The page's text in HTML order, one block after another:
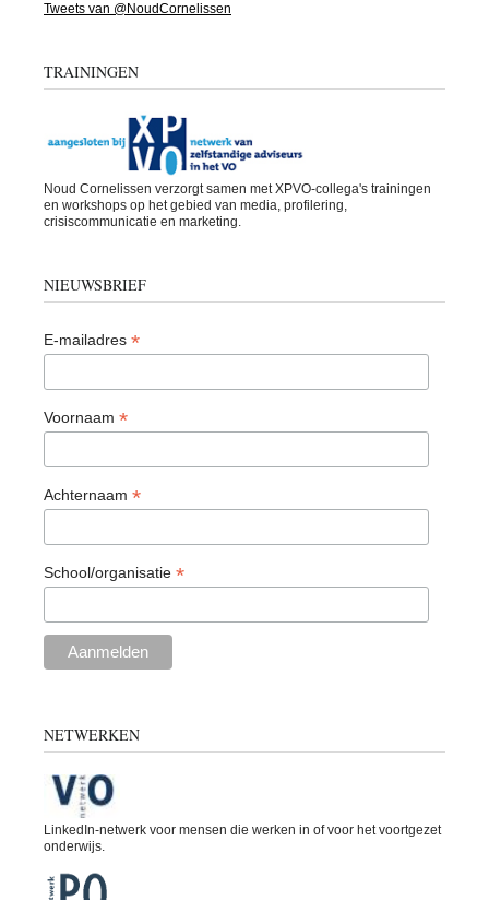
Tweets van @NoudCornelissen
TRAININGEN
Noud Cornelissen verzorgt samen met XPVO-collega's trainingen
en workshops op het gebied van media, profilering,
crisiscommunicatie en marketing.
NIEUWSBRIEF
E-mailadres *
Voornaam *
Achternaam *
School/organisatie *
NETWERKEN
LinkedIn-netwerk voor mensen die werken in of voor het voortgezet
onderwijs.